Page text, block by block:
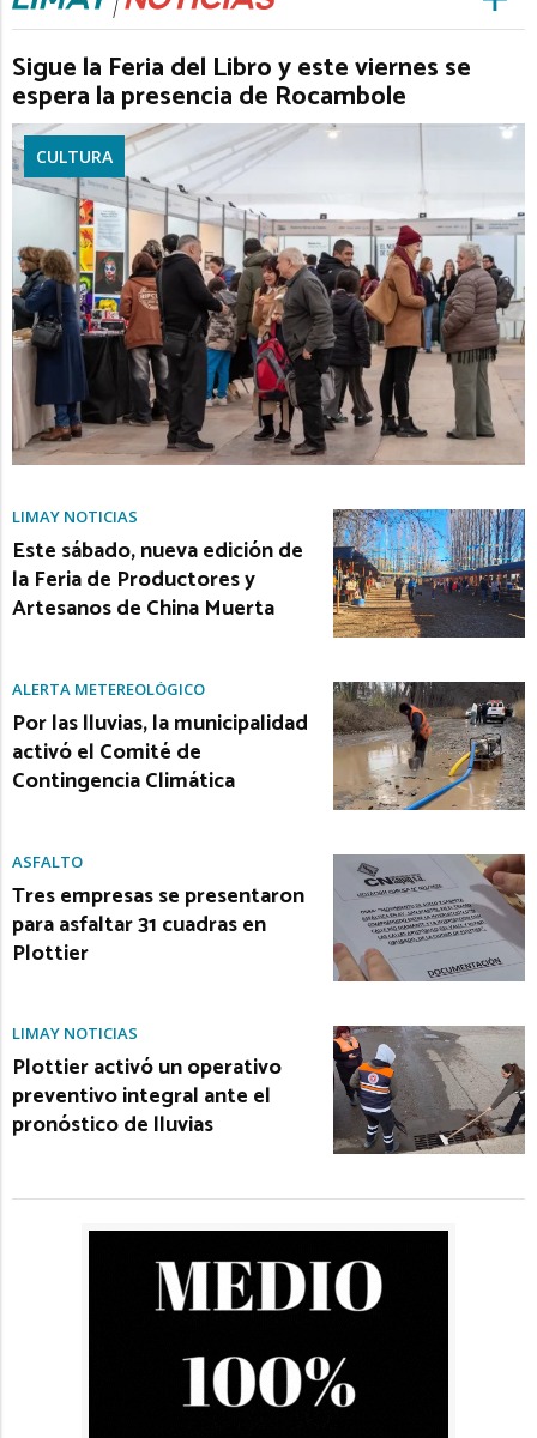
Sigue la Feria del Libro y este viernes se
espera la presencia de Rocambole
CULTURA
LIMAY NOTICIAS
Este sábado, nueva edición de
la Feria de Productores y
Artesanos de China Muerta
ALERTA METEREOLÓGICO
Por las lluvias, la municipalidad
activó el Comité de
Contingencia Climática
ASFALTO
Tres empresas se presentaron
para asfaltar 31 cuadras en
Plottier
LIMAY NOTICIAS
Plottier activó un operativo
preventivo integral ante el
pronóstico de lluvias